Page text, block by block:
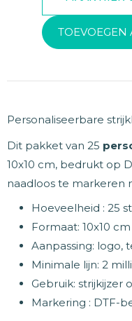
Personaliseerbare
Dit pakket van 25
10x10 cm, bedrukt op
naadloos te markeren
Hoeveelheid : 25
Formaat: 10x10 cm
Aanpassing: logo,
Minimale lijn: 2
Gebruik: strijkijzer
Markering : DTF-